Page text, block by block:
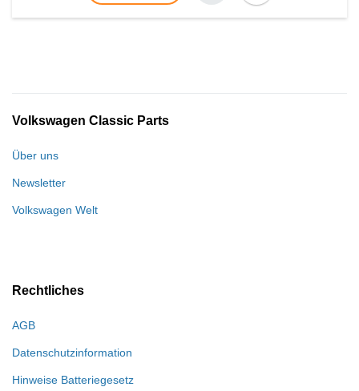
Volkswagen Classic Parts
Über uns
Newsletter
Volkswagen Welt
Rechtliches
AGB
Datenschutzinformation
Hinweise Batteriegesetz